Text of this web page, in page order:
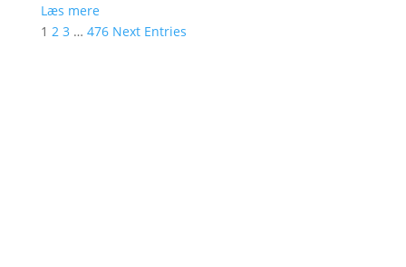
Læs mere
1 2 3 … 476 Next Entries